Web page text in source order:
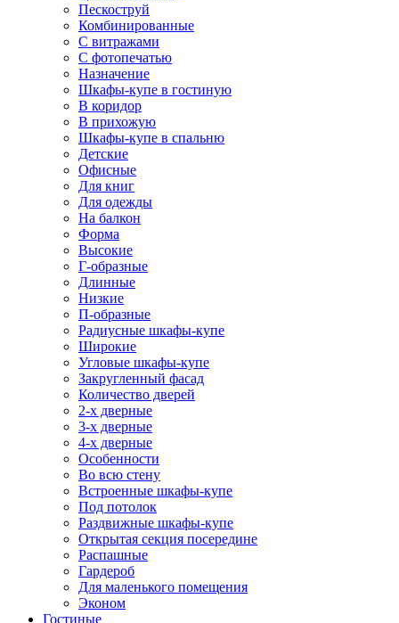
Пескоструй
Комбинированные
С витражами
С фотопечатью
Назначение
Шкафы-купе в гостиную
В коридор
В прихожую
Шкафы-купе в спальню
Детские
Офисные
Для книг
Для одежды
На балкон
Форма
Высокие
Г-образные
Длинные
Низкие
П-образные
Радиусные шкафы-купе
Широкие
Угловые шкафы-купе
Закругленный фасад
Количество дверей
2-х дверные
3-х дверные
4-х дверные
Особенности
Во всю стену
Встроенные шкафы-купе
Под потолок
Раздвижные шкафы-купе
Открытая секция посередине
Распашные
Гардероб
Для маленького помещения
Эконом
Гостиные